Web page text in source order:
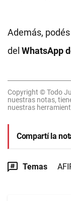
Además,
del WhatsApp
Copyright © Todo
nuestras notas,
nuestras
Compartí la
Temas